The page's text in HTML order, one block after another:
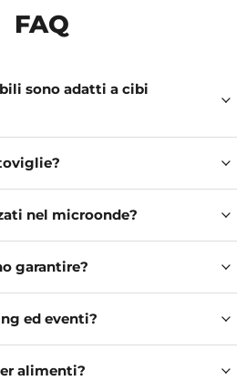
FAQ
sono adatti a cibi
nel microonde?
garantire?
ed eventi?
alimenti?